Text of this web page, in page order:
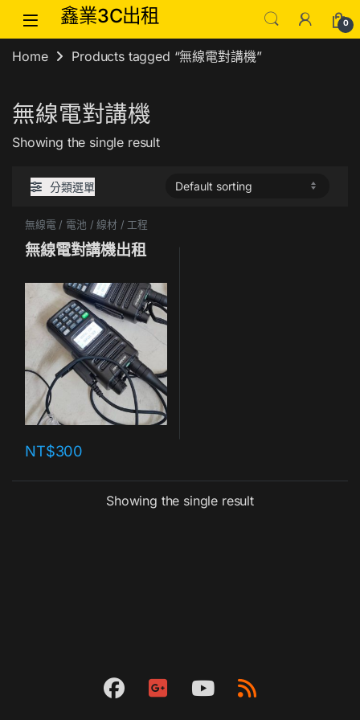
Skip to navigation
Skip to content鑫業3C出租 0
Home Products tagged “無線電對講機”
無線電對講機
Showing the single result
分類選單
無線電 / 電池 / 線材 / 工程
無線電對講機出租
NT$300
Showing the single result